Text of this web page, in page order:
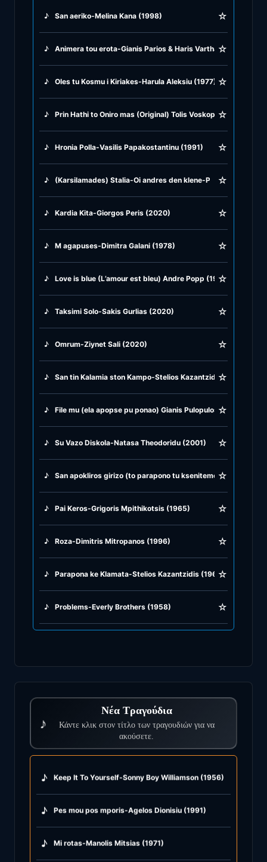
♪ San aeriko-Melina Kana (1998) ☆
♪ Animera tou erota-Gianis Parios & Haris Varthakuris (2008)
☆
♪ Oles tu Kosmu i Kiriakes-Harula Aleksiu (1977) ☆
♪ Prin Hathi to Oniro mas (Original) Tolis Voskopulos (1976)
☆
♪ Hronia Polla-Vasilis Papakostantinu (1991) ☆
♪ (Karsilamades) Stalia-Oi andres den klene-Pios ine aftos-
☆
♪ Kardia Kita-Giorgos Peris (2020) ☆
♪ M agapuses-Dimitra Galani (1978) ☆
♪ Love is blue (L’amour est bleu) Andre Popp (1967)
☆
♪ Taksimi Solo-Sakis Gurlias (2020) ☆
♪ Omrum-Ziynet Sali (2020) ☆
♪ San tin Kalamia ston Kampo-Stelios Kazantzidis (1956)
☆
♪ File mu (ela apopse pu ponao) Gianis Pulopulos (1981)
☆
♪ Su Vazo Diskola-Natasa Theodoridu (2001) ☆
♪ San apokliros girizo (to parapono tu ksenitemenu) Vasilis
☆
♪ Pai Keros-Grigoris Mpithikotsis (1965) ☆
♪ Roza-Dimitris Mitropanos (1996) ☆
♪ Parapona ke Klamata-Stelios Kazantzidis (1966)
☆
♪ Problems-Everly Brothers (1958) ☆
♪ Greek Traditional
♪ Greek Tsifteteli
♪ Greek Zeibekiko
♪ Instrumentals
♪ Jazz & Swing
♪ Latin Classics
♪ Pop & Dance
♪ Rock and Roll
♪ Rock Ballads
♪ Rock Music
♪ Tango, Bolero & Polka
♪
Νέα Τραγούδια
Κάντε κλικ στον τίτλο των τραγουδιών για να
ακούσετε.
♪ Keep It To Yourself-Sonny Boy Williamson (1956)
♪ Pes mou pos mporis-Agelos Dionisiu (1991)
♪ Mi rotas-Manolis Mitsias (1971)